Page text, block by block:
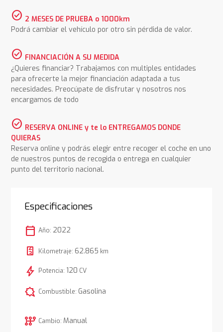
check_circle 2 MESES DE PRUEBA o 1000km
Podrá cambiar el vehículo por otro sin pérdida de valor.
check_circle FINANCIACIÓN A SU MEDIDA
¿Quieres financiar? Trabajamos con multiples entidades
para ofrecerte la mejor financiación adaptada a tus
necesidades. Preocúpate de disfrutar y nosotros nos
encargamos de todo
check_circle RESERVA ONLINE y te lo ENTREGAMOS DONDE
QUIERAS
Reserva online y podrás elegir entre recoger el coche en uno
de nuestros puntos de recogida o entrega en cualquier
punto del territorio nacional.
Especificaciones
calendar_today Año: 2022
Kilometraje: 62.865 km
bolt Potencia: 120 CV
comic_bubble Combustible: Gasolina
auto_transmission Cambio: Manual